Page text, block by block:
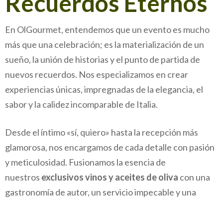
En OlGourmet, entendemos que un evento es mucho
más que una celebración; es la materialización de un
sueño, la unión de historias y el punto de partida de
nuevos recuerdos. Nos especializamos en crear
experiencias únicas, impregnadas de la elegancia, el
sabor y la calidez incomparable de Italia.
Desde el íntimo «sí, quiero» hasta la recepción más
glamorosa, nos encargamos de cada detalle con pasión
y meticulosidad. Fusionamos la esencia de
nuestros exclusivos vinos y aceites de oliva con una
gastronomía de autor, un servicio impecable y una